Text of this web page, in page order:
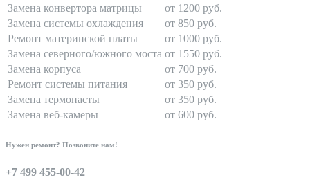
Замена конвертора матрицы
от 1200 руб.
Замена системы охлаждения
от 850 руб.
Ремонт материнской платы
от 1000 руб.
Замена северного/южного моста от 1550 руб.
Замена корпуса
от 700 руб.
Ремонт системы питания
от 350 руб.
Замена термопасты
от 350 руб.
Замена веб-камеры
от 600 руб.
Нужен ремонт? Позвоните нам!
+7 499 455-00-42